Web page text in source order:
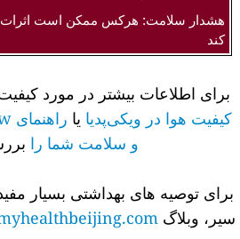
هشدار سلامت: هرکس ممکن است اثرات
کند
برای اطلاعات بیشتر در مورد
کیفیت هوا در ویکی‌پدیا یا
و سلامت شما را
برای توصیه های بهداشتی بسیار
سیر، وبلاگ